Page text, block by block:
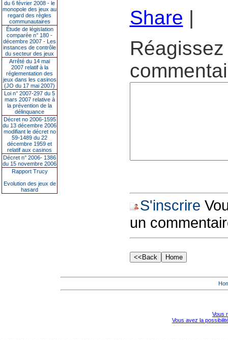
du 6 février 2008 - le
monopole des jeux au
regard des règles
communautaires
Étude de législation
comparée n° 180 -
décembre 2007 - Les
instances de contrôle
du secteur des jeux
Arrêté du 14 mai
2007 relatif à la
réglementation des
jeux dans les casinos
(JO du 17 mai 2007)
Loi n° 2007-297 du 5
mars 2007 relative à
la prévention de la
délinquance
Décret no 2006-1595
du 13 décembre 2006
modifiant le décret no
59-1489 du 22
décembre 1959 et
relatif aux casinos
Décret n° 2006- 1386
du 15 novembre 2006
Rapport Trucy
Evolution des jeux de
hasard
Share |
S'inscrire
un
Vous
Vous avez la